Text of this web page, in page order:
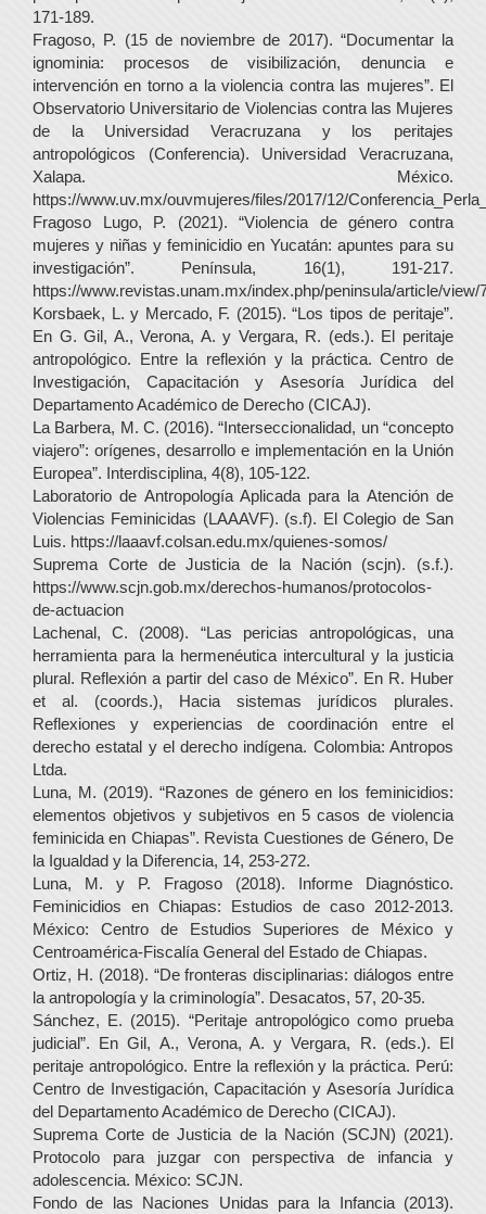
171-189.
Fragoso, P. (15 de noviembre de 2017). “Documentar la
ignominia: procesos de visibilización, denuncia e
intervención en torno a la violencia contra las mujeres”. El
Observatorio Universitario de Violencias contra las Mujeres
de la Universidad Veracruzana y los peritajes
antropológicos (Conferencia). Universidad Veracruzana,
Xalapa. México.
https://www.uv.mx/ouvmujeres/files/2017/12/
Fragoso Lugo, P. (2021). “Violencia de género contra
mujeres y niñas y feminicidio en Yucatán: apuntes para su
investigación”. Península, 16(1), 191-217.
https://www.revistas.unam.mx/index.php/peninsula/article/view/
Korsbaek, L. y Mercado, F. (2015). “Los tipos de peritaje”.
En G. Gil, A., Verona, A. y Vergara, R. (eds.). El peritaje
antropológico. Entre la reflexión y la práctica. Centro de
Investigación, Capacitación y Asesoría Jurídica del
Departamento Académico de Derecho (CICAJ).
La Barbera, M. C. (2016). “Interseccionalidad, un “concepto
viajero”: orígenes, desarrollo e implementación en la Unión
Europea”. Interdisciplina, 4(8), 105-122.
Laboratorio de Antropología Aplicada para la Atención de
Violencias Feminicidas (LAAAVF). (s.f). El Colegio de San
Luis. https://laaavf.colsan.edu.mx/quienes-somos/
Suprema Corte de Justicia de la Nación (scjn). (s.f.).
https://www.scjn.gob.mx/derechos-humanos/protocolos-
de-actuacion
Lachenal, C. (2008). “Las pericias antropológicas, una
herramienta para la hermenéutica intercultural y la justicia
plural. Reflexión a partir del caso de México”. En R. Huber
et al. (coords.), Hacia sistemas jurídicos plurales.
Reflexiones y experiencias de coordinación entre el
derecho estatal y el derecho indígena. Colombia: Antropos
Ltda.
Luna, M. (2019). “Razones de género en los feminicidios:
elementos objetivos y subjetivos en 5 casos de violencia
feminicida en Chiapas”. Revista Cuestiones de Género, De
la Igualdad y la Diferencia, 14, 253-272.
Luna, M. y P. Fragoso (2018). Informe Diagnóstico.
Feminicidios en Chiapas: Estudios de caso 2012-2013.
México: Centro de Estudios Superiores de México y
Centroamérica-Fiscalía General del Estado de Chiapas.
Ortiz, H. (2018). “De fronteras disciplinarias: diálogos entre
la antropología y la criminología”. Desacatos, 57, 20-35.
Sánchez, E. (2015). “Peritaje antropológico como prueba
judicial”. En Gil, A., Verona, A. y Vergara, R. (eds.). El
peritaje antropológico. Entre la reflexión y la práctica. Perú:
Centro de Investigación, Capacitación y Asesoría Jurídica
del Departamento Académico de Derecho (CICAJ).
Suprema Corte de Justicia de la Nación (SCJN) (2021).
Protocolo para juzgar con perspectiva de infancia y
adolescencia. México: SCJN.
Fondo de las Naciones Unidas para la Infancia (2013).